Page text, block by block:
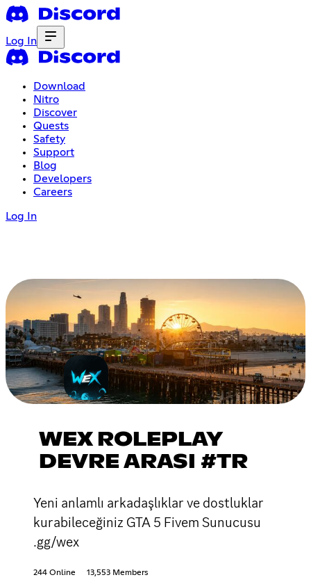
Log In
Download
Nitro
Discover
Quests
Safety
Support
Blog
Developers
Careers
Log In
WEX ROLEPLAY
DEVRE ARASI #TR
Yeni anlamlı arkadaşlıklar ve dostluklar
kurabileceğiniz GTA 5 Fivem Sunucusu
.gg/wex
244 Online 13,553 Members